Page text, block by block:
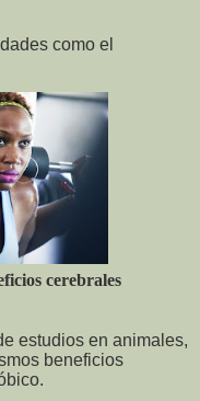
como el
cerebrales
estudios en animales,
beneficios